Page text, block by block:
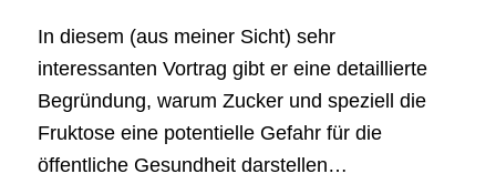
In diesem (aus meiner Sicht) sehr
interessanten Vortrag gibt er eine detaillierte
Begründung, warum Zucker und speziell die
Fruktose eine potentielle Gefahr für die
öffentliche Gesundheit darstellen…